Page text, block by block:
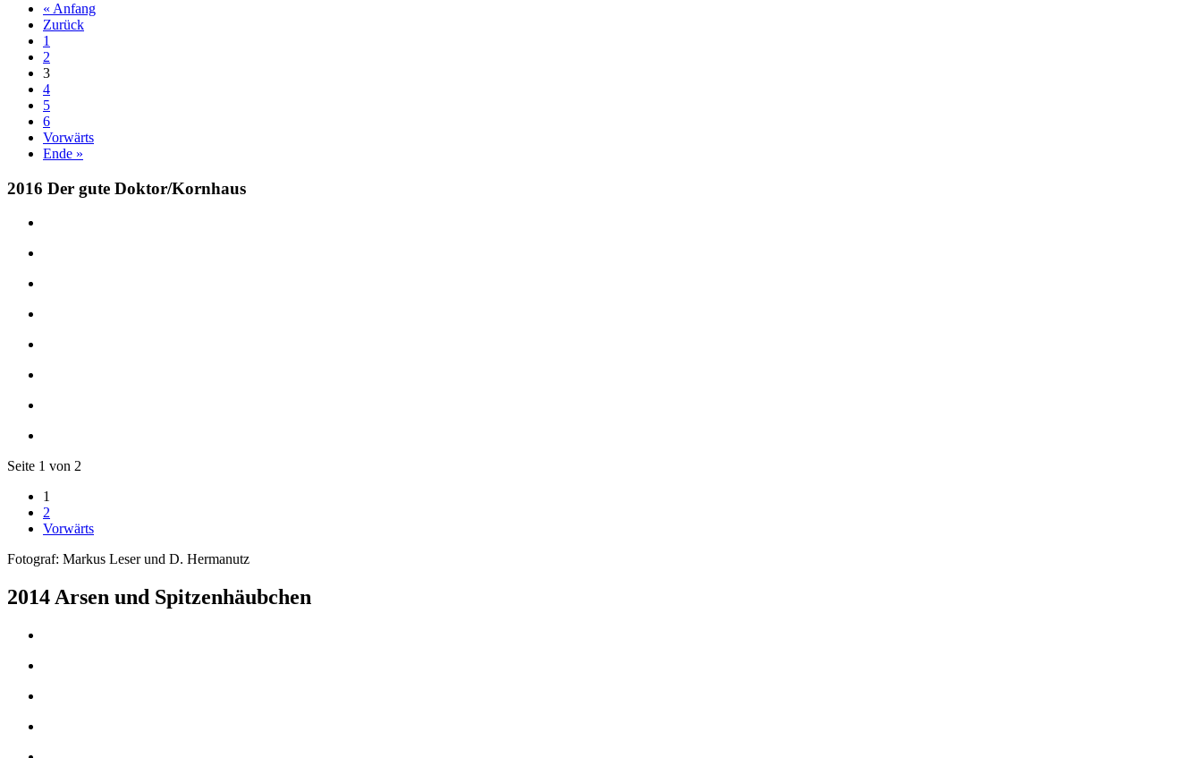
« Anfang
Zurück
1
2
3
4
5
6
Vorwärts
Ende »
2016 Der gute Doktor/Kornhaus
Seite 1 von 2
1
2
Vorwärts
Fotograf: Markus Leser und D. Hermanutz
2014 Arsen und Spitzenhäubchen